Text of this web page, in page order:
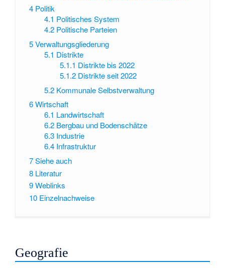
4 Politik
4.1 Politisches System
4.2 Politische Parteien
5Verwaltungsgliederung
5.1 Distrikte
5.1.1 Distrikte bis 2022
5.1.2 Distrikte seit 2022
5.2 Kommunale Selbstverwaltung
6Wirtschaft
6.1 Landwirtschaft
6.2 Bergbau und Bodenschätze
6.3 Industrie
6.4 Infrastruktur
7Siehe auch
8 Literatur
9Weblinks
10 Einzelnachweise
Geografie